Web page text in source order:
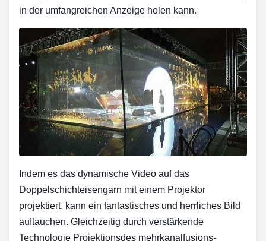
in der umfangreichen Anzeige holen kann.
Indem es das dynamische Video auf das
Doppelschichteisengarn mit einem Projektor
projektiert, kann ein fantastisches und herrliches Bild
auftauchen. Gleichzeitig durch verstärkende
Technologie Projektionsdes mehrkanalfusions-